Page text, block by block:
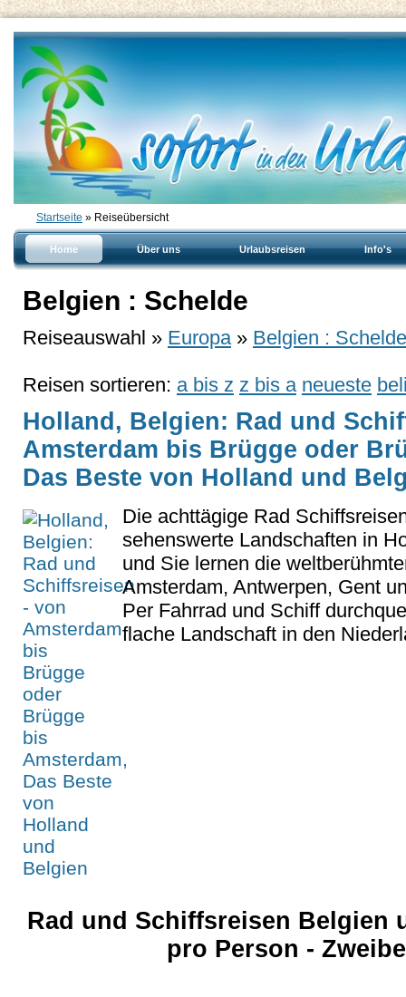
Startseite » Reiseübersicht
Home Über uns Urlaubsreisen Info's
Belgien : Schelde
Reiseauswahl » Europa » Belgien : Schelde
Reisen sortieren: a bis z z bis a neueste
Holland, Belgien: Rad und
Amsterdam bis Brügge oder
Das Beste von Holland und
Die achttägige Rad
sehenswerte Landschaften in
und Sie lernen die
Amsterdam, Antwerpen, Gent
Per Fahrrad und Schiff
flache Landschaft in den
Rad und Schiffsreisen Belgien
pro Person -